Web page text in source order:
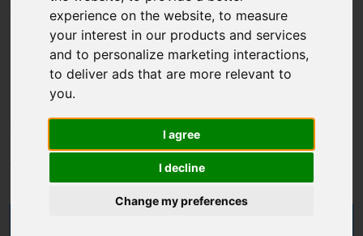
experience on the website,to measure
your interest in our products and services
and to personalize marketing interactions,
to deliver ads that are more relevant to
you.
I agree
I decline
Change my preferences
obliczeń kwantowych.
Fundacja na rzecz Nauki
Polskiej ogłasza zwycięzców
naboru w działaniu
Międzynarodowe Agendy
Badawcze